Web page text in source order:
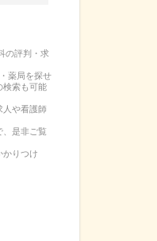
の評判・求
薬局を探せ
検索も可能
人や看護師
、是非ご覧
かりつけ